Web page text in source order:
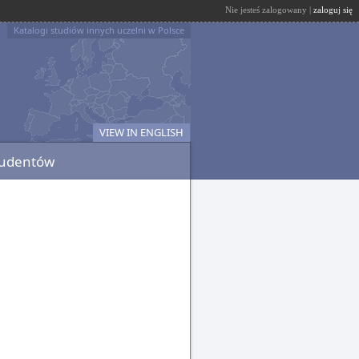
Nie jesteś zalogowany | zaloguj się
Katalogi studiów innych uczelni w Polsce
VIEW IN ENGLISH